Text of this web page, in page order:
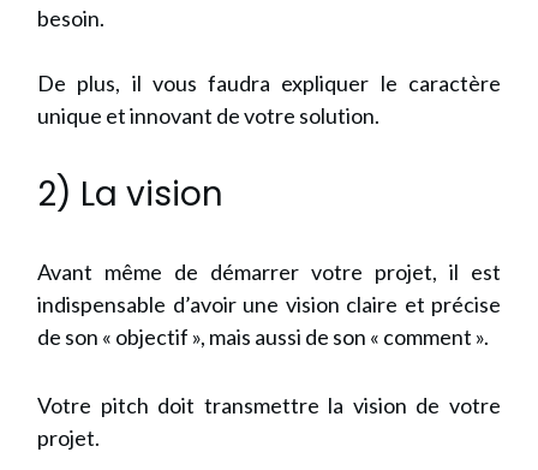
besoin.
De plus, il vous faudra expliquer le caractère
unique et innovant de votre solution.
2) La vision
Avant même de démarrer votre projet, il est
indispensable d’avoir une vision claire et précise
de son « objectif », mais aussi de son « comment ».
Votre pitch doit transmettre la vision de votre
projet.